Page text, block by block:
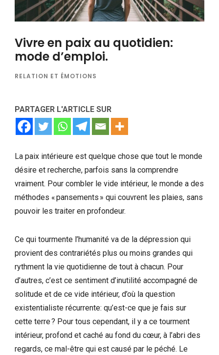
Vivre en paix au quotidien:
mode d’emploi.
RELATION ET ÉMOTIONS
PARTAGER L'ARTICLE SUR
La paix intérieure est quelque chose que tout le monde
désire et recherche, parfois sans la comprendre
vraiment. Pour combler le vide intérieur, le monde a des
méthodes « pansements » qui couvrent les plaies, sans
pouvoir les traiter en profondeur.
Ce qui tourmente l’humanité va de la dépression qui
provient des contrariétés plus ou moins grandes qui
rythment la vie quotidienne de tout à chacun. Pour
d’autres, c’est ce sentiment d’inutilité accompagné de
solitude et de ce vide intérieur, d’où la question
existentialiste récurrente: qu’est-ce que je fais sur
cette terre ? Pour tous cependant, il y a ce tourment
intérieur, profond et caché au fond du cœur, à l’abri des
regards, ce mal-être qui est causé par le péché. Le